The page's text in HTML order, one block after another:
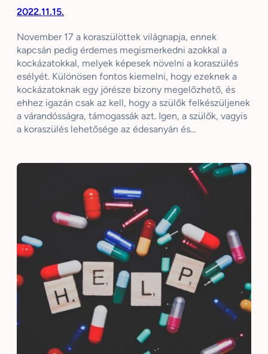
2022.11.15.
November 17 a koraszülöttek világnapja, ennek
kapcsán pedig érdemes megismerkedni azokkal a
kockázatokkal, melyek képesek növelni a koraszülés
esélyét. Különösen fontos kiemelni, hogy ezeknek a
kockázatoknak egy jórésze bizony megelőzhető, és
ehhez igazán csak az kell, hogy a szülők felkészüljenek
a várandósságra, támogassák azt. Igen, a szülők, vagyis
a koraszülés lehetősége az édesanyán és…